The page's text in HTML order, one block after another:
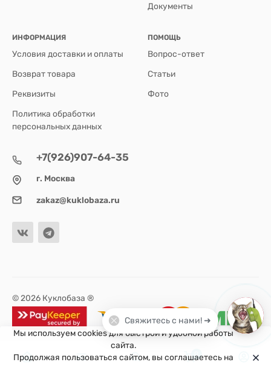
Документы
ИНФОРМАЦИЯ
Условия доставки и оплаты
Возврат товара
Реквизиты
Политика обработки
персональных данных
ПОМОЩЬ
Вопрос-ответ
Статьи
Фото
+7(926)907-64-35
г. Москва
zakaz@kuklobaza.ru
© 2026 Куклобаза ®
Мы используем cookies для быстрой и удобной работы
сайта.
Продолжая пользоваться сайтом, вы соглашаетесь на
0
Свяжитесь с нами! ➜